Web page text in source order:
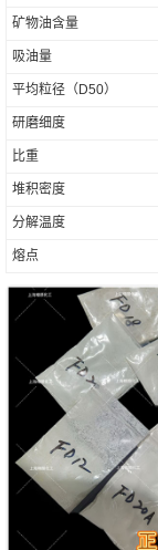
矿物油含量
吸油量
平均粒径（D50）
研磨细度
比重
堆积密度
分解温度
熔点